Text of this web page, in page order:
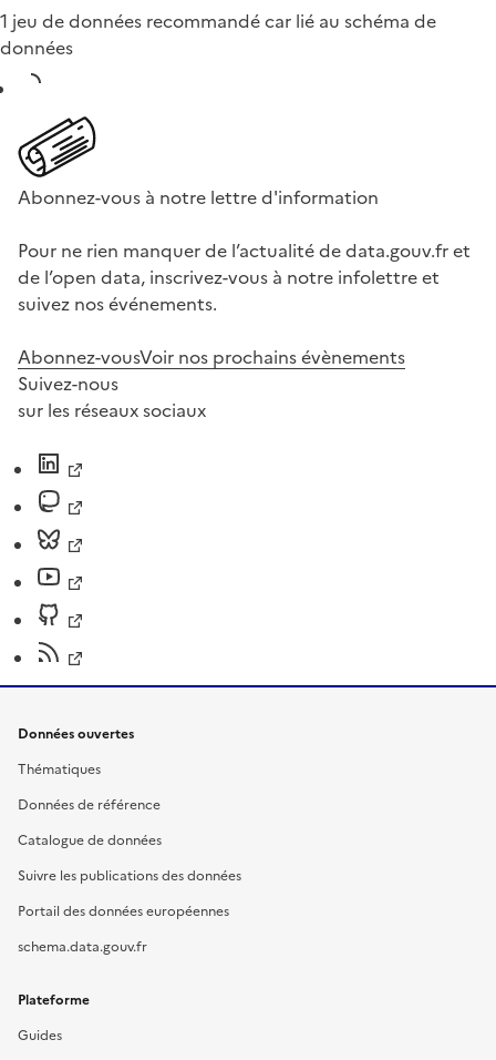
1 jeu de données recommandé car lié au schéma de
données
Abonnez-vous à notre lettre d'information
Pour ne rien manquer de l’actualité de data.gouv.fr et
de l’open data, inscrivez-vous à notre infolettre et
suivez nos événements.
Abonnez-vousVoir nos prochains évènements
Suivez-nous
sur les réseaux sociaux
Données ouvertes
Thématiques
Données de référence
Catalogue de données
Suivre les publications des données
Portail des données européennes
schema.data.gouv.fr
Plateforme
Guides